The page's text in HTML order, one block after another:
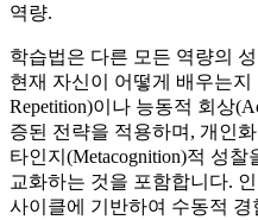
역량.
학습법은 다른 모든 역량의
현재 자신이 어떻게 배우는지
Repetition)이나 능동적 회상
증된 전략을 적용하며, 개인
타인지(Metacognition)적 성
교화하는 것을 포함합니다.
사이클에 기반하여 수동적